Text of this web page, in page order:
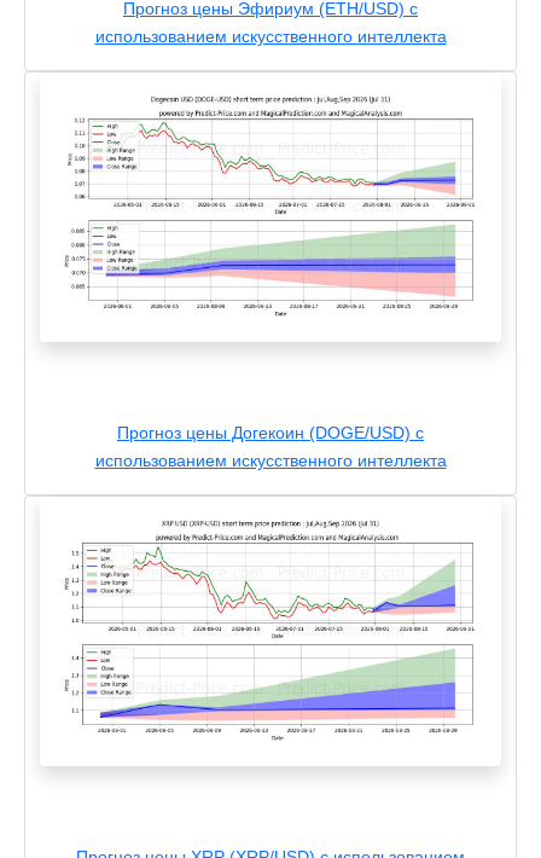
Прогноз цены Эфириум (ETH/USD) с
использованием искусственного интеллекта
Прогноз цены Догекоин (DOGE/USD) с
использованием искусственного интеллекта